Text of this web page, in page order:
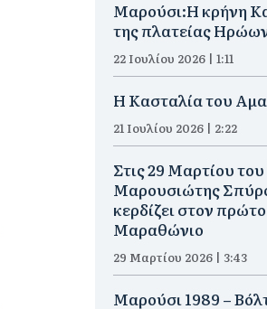
Μαρούσι:Η κρήνη
της πλατείας
22 Ιουλίου 2026 | 1:11
Η Κασταλία του
21 Ιουλίου 2026 | 2:22
Στις 29 Μαρτίου
Μαρουσιώτης
κερδίζει στον
Μαραθώνιο
29 Μαρτίου 2026 | 3:43
Μαρούσι 1989 –